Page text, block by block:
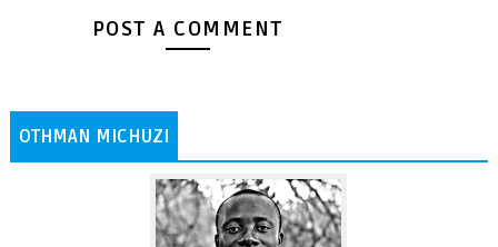
POST A COMMENT
OTHMAN MICHUZI